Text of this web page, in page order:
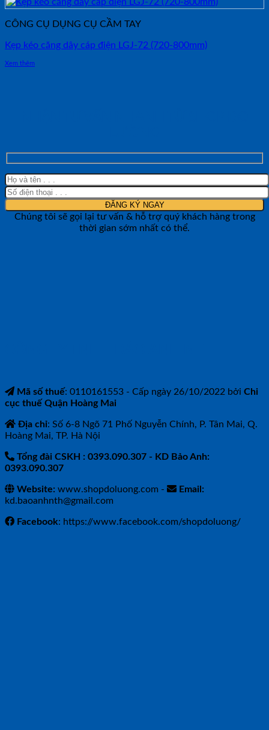
CÔNG CỤ DỤNG CỤ CẦM TAY
Kẹp kéo căng dây cáp điện LGJ-72 (720-800mm)
Xem thêm
Chúng tôi sẽ gọi lại tư vấn & hỗ trợ quý khách hàng trong
thời gian sớm nhất có thể.
Mã số thuế: 0110161553 - Cấp ngày 26/10/2022 bởi Chi
cục thuế Quận Hoàng Mai
Địa chỉ: Số 6-8 Ngõ 71 Phố Nguyễn Chính, P. Tân Mai, Q.
Hoàng Mai, TP. Hà Nội
Tổng đài CSKH : 0393.090.307 - KD Bảo Anh:
0393.090.307
Website: www.shopdoluong.com -
Email:
kd.baoanhnth@gmail.com
Facebook: https://www.facebook.com/shopdoluong/